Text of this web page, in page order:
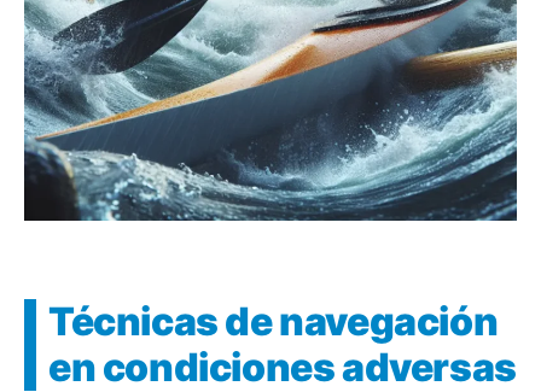
Técnicas de navegación
en condiciones adversas